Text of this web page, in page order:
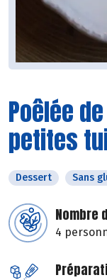
Poêlée
petites
Dessert Sans
Nombre
4